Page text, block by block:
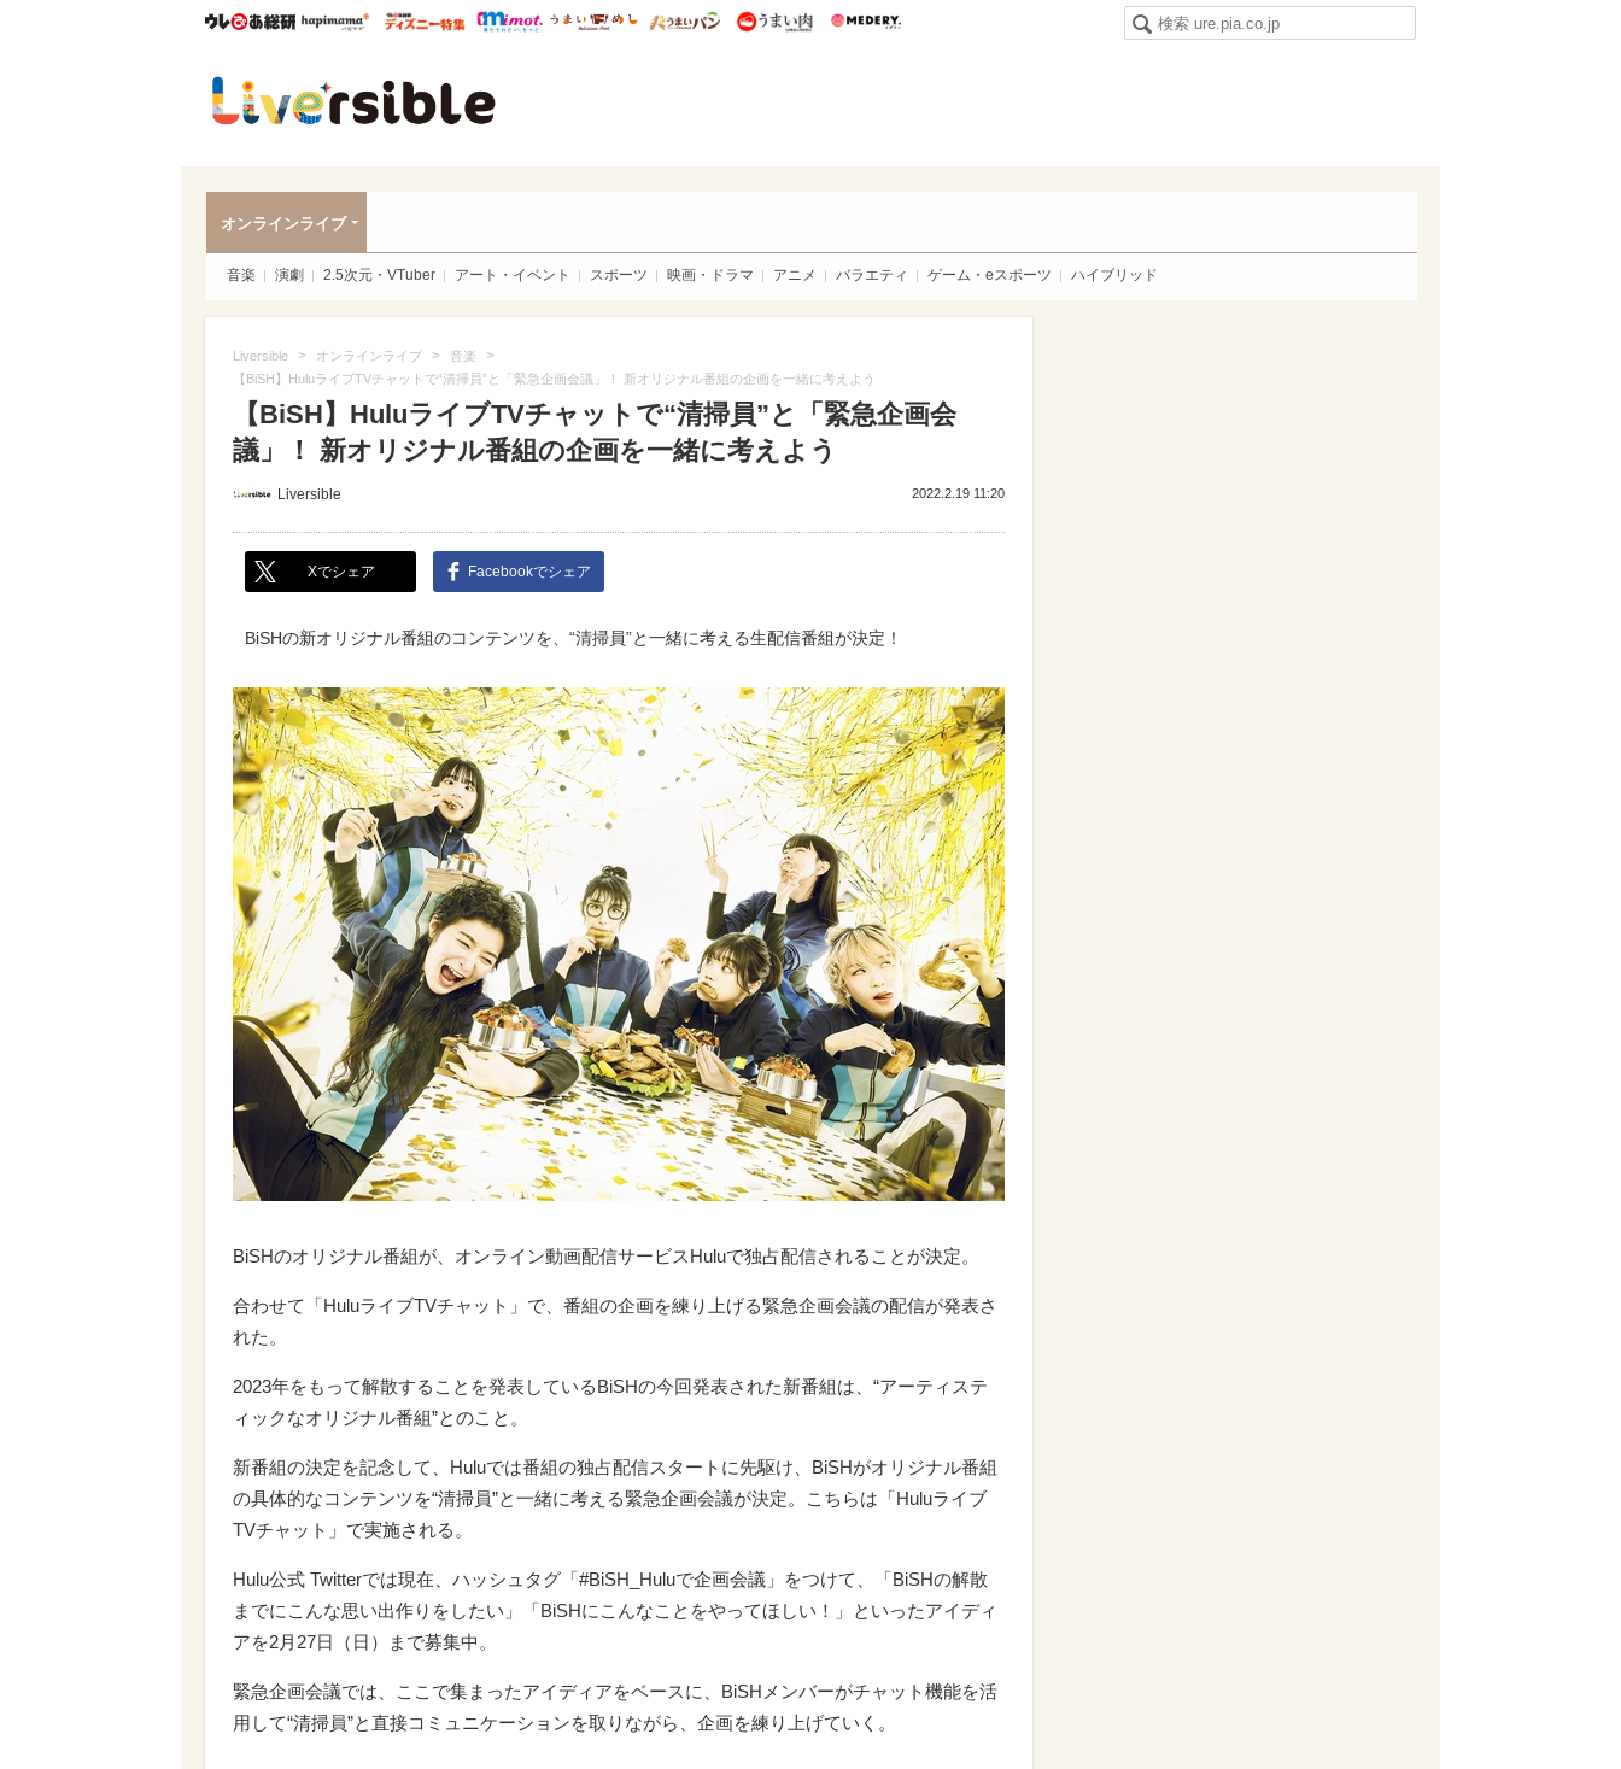
ウレぴあ総研ハピママ* ウレぴあ総研 ディズニー特集
mimot. うまいめし うまいパン うまい肉
オンラインライブ
音楽 演劇 2.5次元・VTuber アート・イベント スポーツ 映画・ドラマ アニメ バラエティ ゲーム・eスポーツ ハイブリッド
Liversible > オンラインライブ > 音楽 >
【BiSH】HuluライブTVチャットで“清掃員”と「緊急企画会議」！ 新オリジナル番組の企画を一緒に考えよう
【BiSH】HuluライブTVチャットで“清掃員”と「緊急企画会
議」！ 新オリジナル番組の企画を一緒に考えよう
Liversible 2022.2.19 11:20
Xでシェア Facebookでシェア
BiSHの新オリジナル番組のコンテンツを、“清掃員”と一緒に考える生配信番組が決定！
BiSHのオリジナル番組が、オンライン動画配信サービスHuluで独占配信されることが決定。
合わせて「HuluライブTVチャット」で、番組の企画を練り上げる緊急企画会議の配信が発表さ
れた。
2023年をもって解散することを発表しているBiSHの今回発表された新番組は、“アーティステ
ィックなオリジナル番組”とのこと。
新番組の決定を記念して、Huluでは番組の独占配信スタートに先駆け、BiSHがオリジナル番組
の具体的なコンテンツを“清掃員”と一緒に考える緊急企画会議が決定。こちらは「Huluライブ
TVチャット」で実施される。
Hulu公式 Twitterでは現在、ハッシュタグ「#BiSH_Huluで企画会議」をつけて、「BiSHの解散
までにこんな思い出作りをしたい」「BiSHにこんなことをやってほしい！」といったアイディ
アを2月27日（日）まで募集中。
緊急企画会議では、ここで集まったアイディアをベースに、BiSHメンバーがチャット機能を活
用して“清掃員”と直接コミュニケーションを取りながら、企画を練り上げていく。